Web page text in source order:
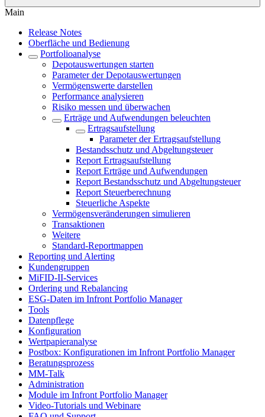
Main
Release Notes
Oberfläche und Bedienung
Portfolioanalyse
Depotauswertungen starten
Parameter der Depotauswertungen
Vermögenswerte darstellen
Performance analysieren
Risiko messen und überwachen
Erträge und Aufwendungen beleuchten
Ertragsaufstellung
Parameter der Ertragsaufstellung
Bestandsschutz und Abgeltungsteuer
Report Ertragsaufstellung
Report Erträge und Aufwendungen
Report Bestandsschutz und Abgeltungsteuer
Report Steuerberechnung
Steuerliche Aspekte
Vermögensveränderungen simulieren
Transaktionen
Weitere
Standard-Reportmappen
Reporting und Alerting
Kundengruppen
MiFID-II-Services
Ordering und Rebalancing
ESG-Daten im Infront Portfolio Manager
Tools
Datenpflege
Konfiguration
Wertpapieranalyse
Postbox: Konfigurationen im Infront Portfolio Manager
Beratungsprozess
MM-Talk
Administration
Module im Infront Portfolio Manager
Video-Tutorials und Webinare